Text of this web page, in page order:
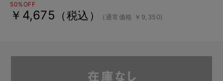
50%OFF
￥4,675 （税込） (通常価格 ￥9,350)